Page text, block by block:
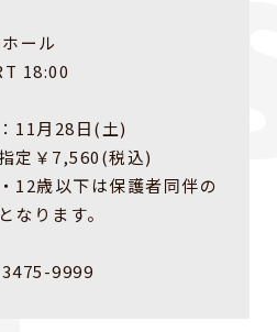
ホール
18:00
11月28日(土)
定￥7,560(税込)
12歳以下は保護者同伴の
なります。
9999